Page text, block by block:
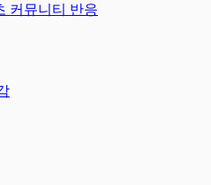
커뮤니티 반응